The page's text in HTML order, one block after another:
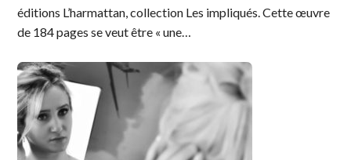
éditions L’harmattan, collection Les impliqués. Cette œuvre
de 184 pages se veut être « une…